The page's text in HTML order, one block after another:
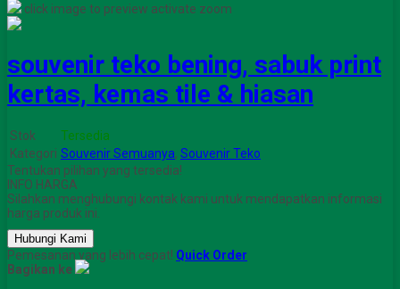
click image to preview activate zoom
souvenir teko bening, sabuk print
kertas, kemas tile & hiasan
Stok
Tersedia
Kategori Souvenir Semuanya, Souvenir Teko
Tentukan pilihan yang tersedia!
INFO HARGA
Silahkan menghubungi kontak kami untuk mendapatkan informasi
harga produk ini.
Hubungi Kami
Pemesanan yang lebih cepat! Quick Order
Bagikan ke